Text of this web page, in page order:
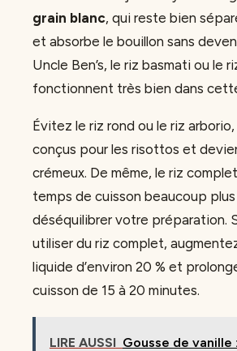
grain blanc, qui reste bien
et absorbe le bouillon sans
Uncle Ben’s, le riz basmati ou le
fonctionnent très bien dans
Évitez le riz rond ou le riz
conçus pour les risottos et
crémeux. De même, le riz
temps de cuisson beaucoup
déséquilibrer votre préparation.
utiliser du riz complet,
liquide d’environ 20 % et
cuisson de 15 à 20 minutes.
LIRE AUSSI Gousse de vanille